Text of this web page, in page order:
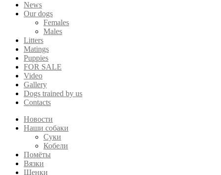
News
Our dogs
Females
Males
Litters
Matings
Puppies
FOR SALE
Video
Gallery
Dogs trained by us
Contacts
Новости
Наши собаки
Суки
Кобели
Помёты
Вязки
Щенки